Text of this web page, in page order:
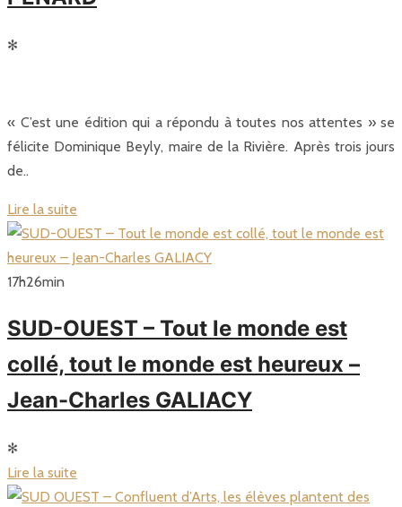
✻
« C’est une édition qui a répondu à toutes nos attentes » se
félicite Dominique Beyly, maire de la Rivière. Après trois jours
de..
Lire la suite
17h26min
SUD-OUEST – Tout le monde est
collé, tout le monde est heureux –
Jean-Charles GALIACY
✻
Lire la suite